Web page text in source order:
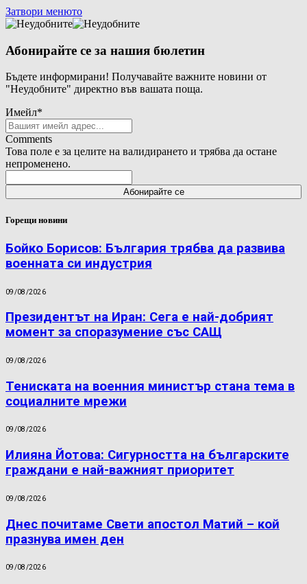
Затвори менюто
Абонирайте се за нашия бюлетин
Бъдете информирани! Получавайте важните новини от
"Неудобните" директно във вашата поща.
Имейл*
Comments
Това поле е за целите на валидирането и трябва да остане
непроменено.
Горещи новини
Бойко Борисов: България трябва да развива
военната си индустрия
09/08/2026
Президентът на Иран: Сега е най-добрият
момент за споразумение със САЩ
09/08/2026
Тениската на военния министър стана тема в
социалните мрежи
09/08/2026
Илияна Йотова: Сигурността на българските
граждани е най-важният приоритет
09/08/2026
Днес почитаме Свети апостол Матий – кой
празнува имен ден
09/08/2026